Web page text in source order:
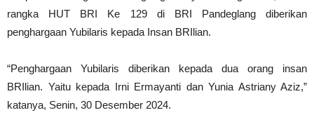
rangka HUT BRI Ke 129 di BRI Pandeglang diberikan
penghargaan Yubilaris kepada Insan BRIlian.
“Penghargaan Yubilaris diberikan kepada dua orang insan
BRIlian. Yaitu kepada Irni Ermayanti dan Yunia Astriany Aziz,”
katanya, Senin, 30 Desember 2024.